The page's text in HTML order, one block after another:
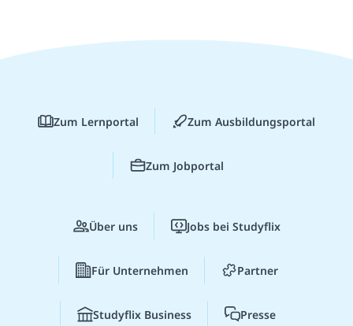
Zum Lernportal Zum Ausbildungsportal
Zum Jobportal
Über uns Jobs bei Studyflix
Für Unternehmen Partner
Studyflix Business Presse